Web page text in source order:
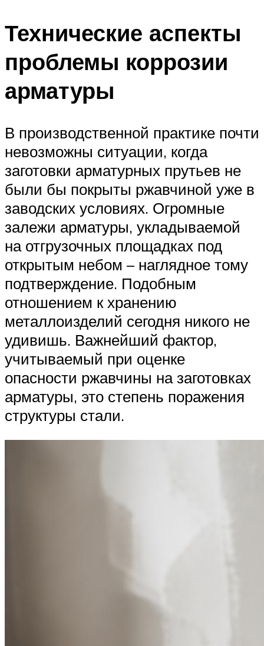
Технические аспекты
проблемы коррозии
арматуры
В производственной практике почти
невозможны ситуации, когда
заготовки арматурных прутьев не
были бы покрыты ржавчиной уже в
заводских условиях. Огромные
залежи арматуры, укладываемой
на отгрузочных площадках под
открытым небом – наглядное тому
подтверждение. Подобным
отношением к хранению
металлоизделий сегодня никого не
удивишь. Важнейший фактор,
учитываемый при оценке
опасности ржавчины на заготовках
арматуры, это степень поражения
структуры стали.